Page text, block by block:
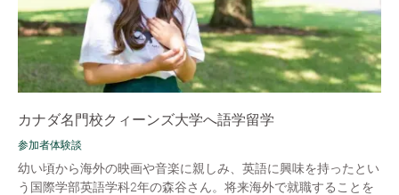
カナダ名門校クィーンズ大学へ語学留学
参加者体験談
幼い頃から海外の映画や音楽に親しみ、英語に興味を持ったとい
う国際学部英語学科2年の森谷さん。将来海外で就職することを